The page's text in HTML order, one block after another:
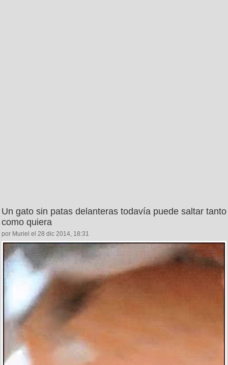
Un gato sin patas delanteras todavía puede saltar tanto
como quiera
por Muriel el 28 dic 2014, 18:31